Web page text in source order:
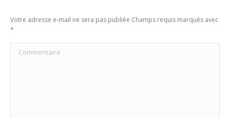
Votre adresse e-mail ne sera pas publiée Champs requis marqués avec
*
Commentaire